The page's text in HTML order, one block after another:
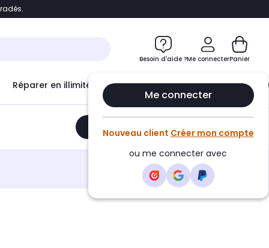
Accéder directement au chatbot
Besoin d'aide ?Me connecter
Me connecter
Nouveau client Créer mon compte
ou me connecter avec
Panier
Réparer en illimité avec Le Club Infinity
Ajouter au panier •